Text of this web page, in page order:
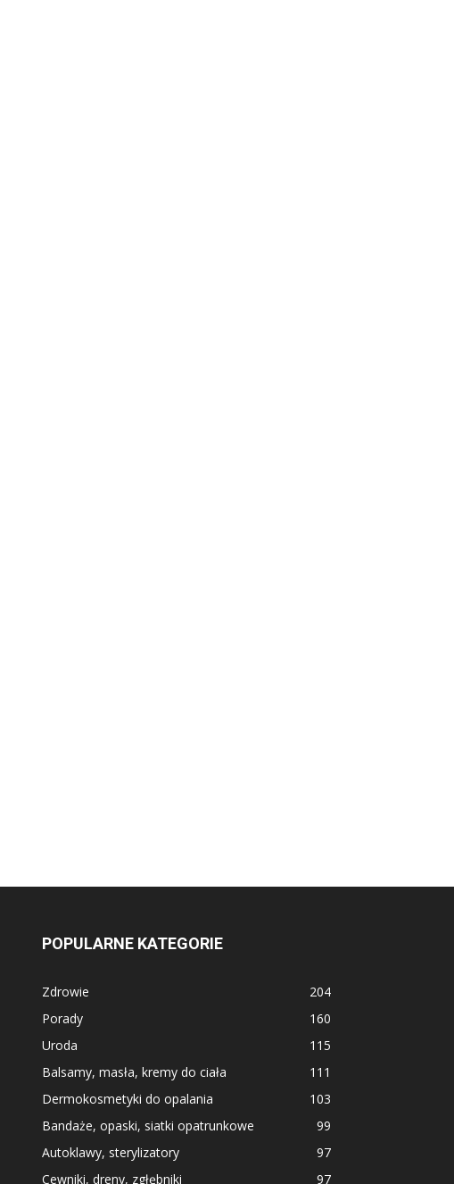
POPULARNE KATEGORIE
Zdrowie
204
Porady
160
Uroda
115
Balsamy, masła, kremy do ciała
111
Dermokosmetyki do opalania
103
Bandaże, opaski, siatki opatrunkowe
99
Autoklawy, sterylizatory
97
Cewniki, dreny, zgłębniki
97